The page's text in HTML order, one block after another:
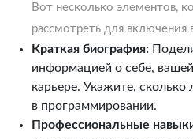
Вот несколько элементов,
рассмотреть для включения
Краткая биография:
информацией о себе,
карьере. Укажите, сколько
в программировании.
Профессиональные